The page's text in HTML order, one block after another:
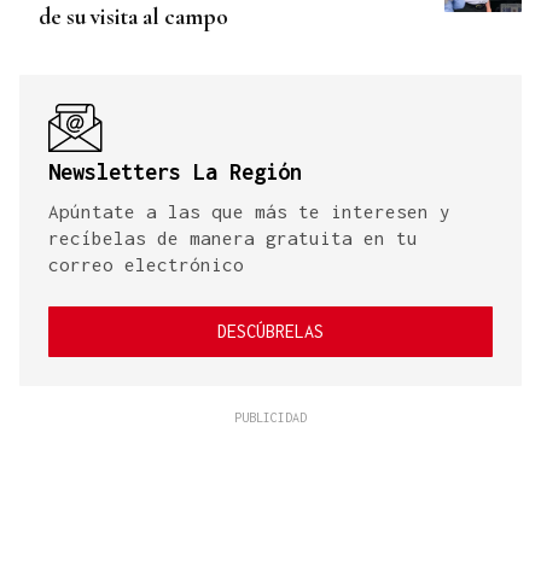
de su visita al campo
Newsletters La Región
Apúntate a las que más te interesen y
recíbelas de manera gratuita en tu
correo electrónico
DESCÚBRELAS